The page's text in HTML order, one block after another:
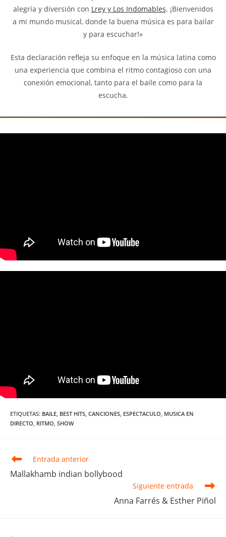
alegría y diversión con Lrey y Los Indomables. ¡Bienvenidos
a mi mundo musical, donde la buena música es para bailar
y para escuchar!»
Esta declaración refleja su enfoque en la música latina como
una experiencia que combina el ritmo contagioso con una
conexión emocional, tanto para el baile como para la
escucha.
ETIQUETAS: BAILE, BEST HITS, CANCIONES, ESPECTACULO, MUSICA EN
DIRECTO, RITMO, SHOW
Leer
más
artículos
Entrada anterior
Mallakhamb indian bollybood
Siguiente entrada
Anna Farrés & Esther Piñol